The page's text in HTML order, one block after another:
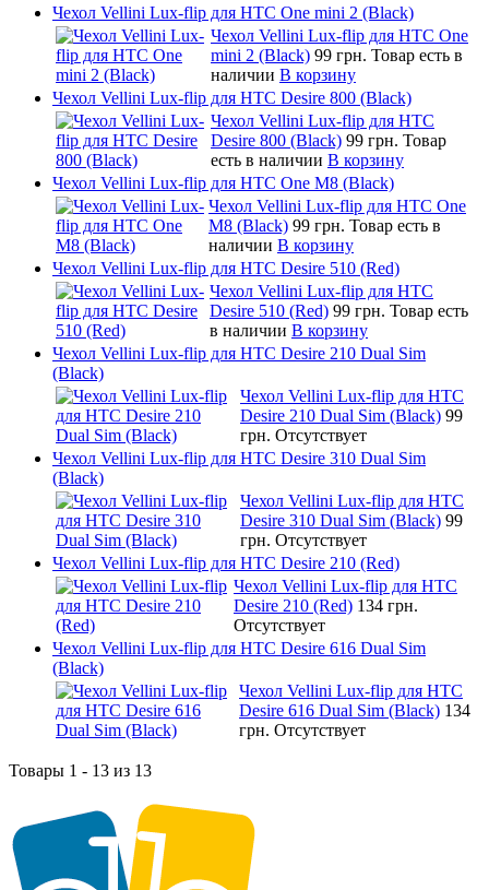
Чехол Vellini Lux-flip для HTC One mini 2 (Black)
Чехол Vellini Lux-flip для HTC One
mini 2 (Black) 99 грн. Товар есть в
наличии В корзину
Чехол Vellini Lux-flip для HTC Desire 800 (Black)
Чехол Vellini Lux-flip для HTC
Desire 800 (Black) 99 грн. Товар
есть в наличии В корзину
Чехол Vellini Lux-flip для HTC One M8 (Black)
Чехол Vellini Lux-flip для HTC One
M8 (Black) 99 грн. Товар есть в
наличии В корзину
Чехол Vellini Lux-flip для HTC Desire 510 (Red)
Чехол Vellini Lux-flip для HTC
Desire 510 (Red) 99 грн. Товар есть
в наличии В корзину
Чехол Vellini Lux-flip для HTC Desire 210 Dual Sim
(Black)
Чехол Vellini Lux-flip для HTC
Desire 210 Dual Sim (Black) 99
грн. Отсутствует
Чехол Vellini Lux-flip для HTC Desire 310 Dual Sim
(Black)
Чехол Vellini Lux-flip для HTC
Desire 310 Dual Sim (Black) 99
грн. Отсутствует
Чехол Vellini Lux-flip для HTC Desire 210 (Red)
Чехол Vellini Lux-flip для HTC
Desire 210 (Red) 134 грн.
Отсутствует
Чехол Vellini Lux-flip для HTC Desire 616 Dual Sim
(Black)
Чехол Vellini Lux-flip для HTC
Desire 616 Dual Sim (Black) 134
грн. Отсутствует
Товары 1 - 13 из 13